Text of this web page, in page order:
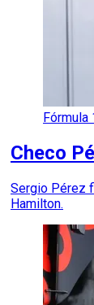
Fórmula
Checo
Sergio Pérez
Hamilton.